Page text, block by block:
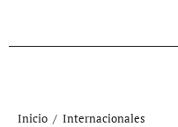
Inicio
Internacionales